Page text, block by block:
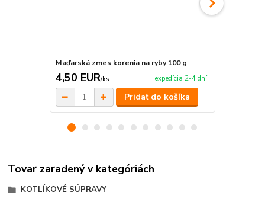
Maďarská zmes korenia na ryby 100 g
4,50 EUR/ks expedícia 2-4 dní
Pridať do košíka
Tovar zaradený v kategóriách
KOTLÍKOVÉ SÚPRAVY